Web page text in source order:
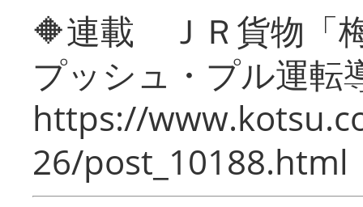
🔶連載 ＪＲ貨物「
プッシュ・プル運転
https://
26/post_10188.html